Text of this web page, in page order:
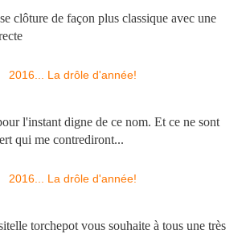
clôture de façon plus classique avec une
l'instant digne de ce nom. Et ce ne sont
qui me contrediront...
torchepot vous souhaite à tous une très